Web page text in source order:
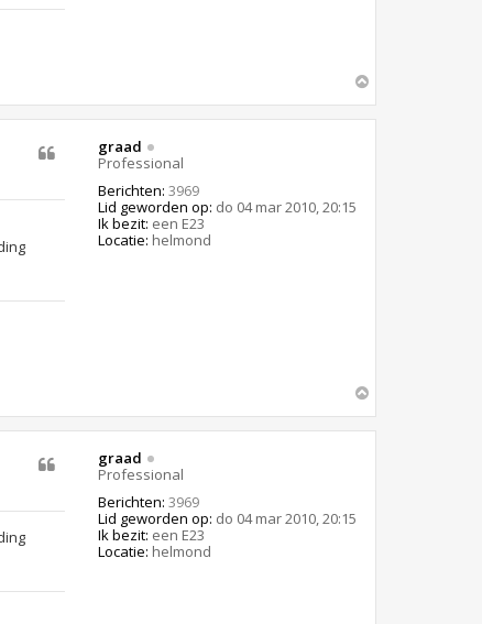
h
graad
Professional
Berichten: 3969
Lid geworden op: do 04 mar 2010, 20:15
Ik bezit: een E23
Locatie: helmond
h
graad
Professional
Berichten: 3969
Lid geworden op: do 04 mar 2010, 20:15
Ik bezit: een E23
Locatie: helmond